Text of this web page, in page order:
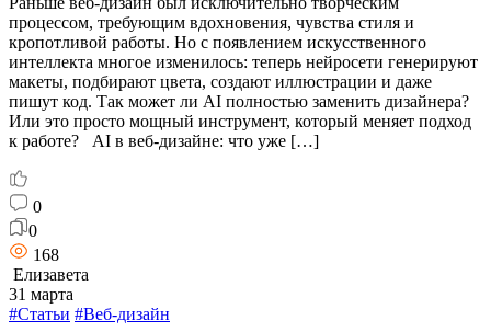
процессом, требующим вдохновения, чувства стиля и
кропотливой работы. Но с появлением искусственного
интеллекта многое изменилось: теперь нейросети генерируют
макеты, подбирают цвета, создают иллюстрации и даже
пишут код. Так может ли AI полностью заменить дизайнера?
Или это просто мощный инструмент, который меняет подход
к работе? AI в веб-дизайне: что уже […]
0
0
168
Елизавета
31 марта
#Статьи #Веб-дизайн